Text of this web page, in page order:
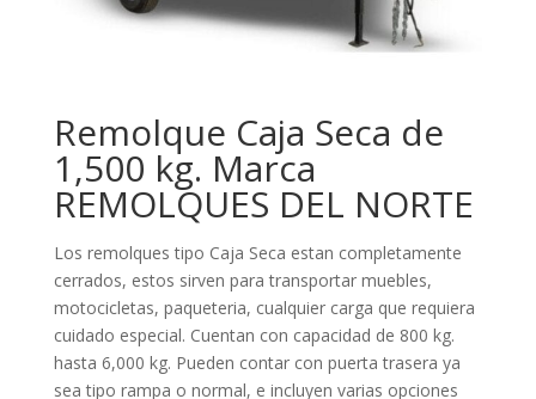
Remolque Caja Seca de
1,500 kg. Marca
REMOLQUES DEL NORTE
Los remolques tipo Caja Seca estan completamente
cerrados, estos sirven para transportar muebles,
motocicletas, paqueteria, cualquier carga que requiera
cuidado especial. Cuentan con capacidad de 800 kg.
hasta 6,000 kg. Pueden contar con puerta trasera ya
sea tipo rampa o normal, e incluyen varias opciones